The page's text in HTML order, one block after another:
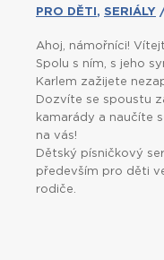
PRO DĚTI , SERIÁLY
Ahoj, námořníci!
Spolu s ním, s jeho
Karlem zažijete
Dozvíte se spoustu
kamarády a naučíte
na vás!
Dětský písničkový
především pro děti
rodiče.